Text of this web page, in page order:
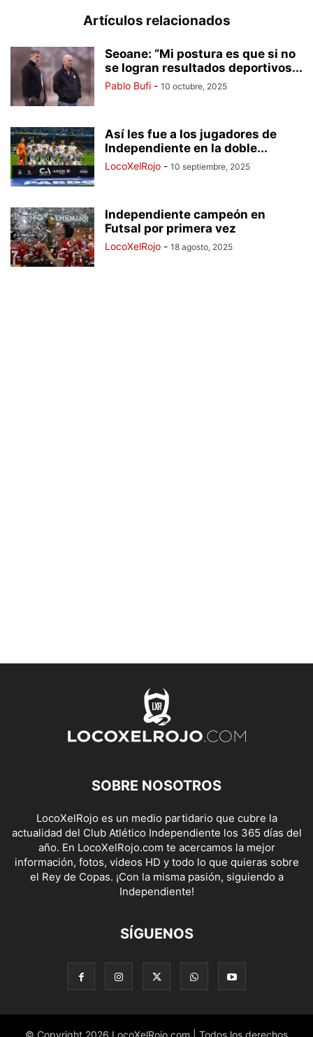
Artículos relacionados
Seoane: “Mi postura es que si no
se logran resultados deportivos...
Pablo Bufi - 10 octubre, 2025
Así les fue a los jugadores de
Independiente en la doble...
LocoXelRojo - 10 septiembre, 2025
Independiente campeón en
Futsal por primera vez
LocoXelRojo - 18 agosto, 2025
SOBRE NOSOTROS
LocoXelRojo es un medio partidario que cubre la
actualidad del Club Atlético Independiente los 365 días del
año. En LocoXelRojo.com te acercamos la mejor
información, fotos, videos HD y todo lo que quieras sobre
el Rey de Copas. ¡Con la misma pasión, siguiendo a
Independiente!
SÍGUENOS